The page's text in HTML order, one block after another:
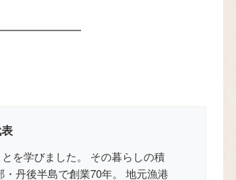
を学びました。 その暮らしの積
丹後半島で創業70年。 地元漁港